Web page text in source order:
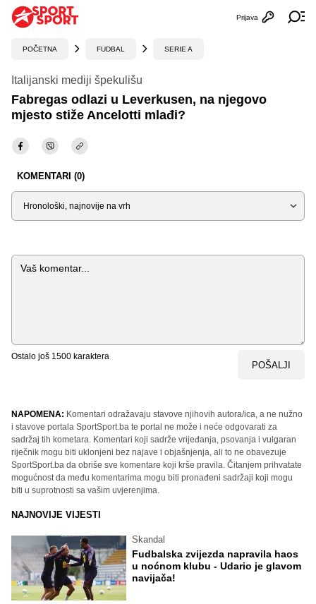
Otvori
Prijava
POČETNA FUDBAL SERIE A
Italijanski mediji špekulišu
Fabregas odlazi u Leverkusen, na njegovo
mjesto stiže Ancelotti mlađi?
KOMENTARI (0)
Sortiraj
Komentar
Ostalo još 1500 karaktera
POŠALJI
NAPOMENA: Komentari odražavaju stavove njihovih autora/ica, a ne nužno
i stavove portala SportSport.ba te portal ne može i neće odgovarati za
sadržaj tih kometara. Komentari koji sadrže vrijeđanja, psovanja i vulgaran
riječnik mogu biti uklonjeni bez najave i objašnjenja, ali to ne obavezuje
SportSport.ba da obriše sve komentare koji krše pravila. Čitanjem prihvatate
mogućnost da među komentarima mogu biti pronađeni sadržaji koji mogu
biti u suprotnosti sa vašim uvjerenjima.
NAJNOVIJE VIJESTI
Skandal
Fudbalska zvijezda napravila haos
u noćnom klubu - Udario je glavom
navijača!